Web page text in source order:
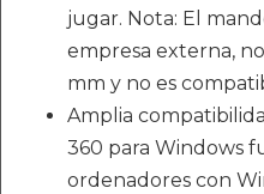
jugar. Nota: El
empresa externa,
mm y no es
Amplia
360 para Windows
ordenadores con